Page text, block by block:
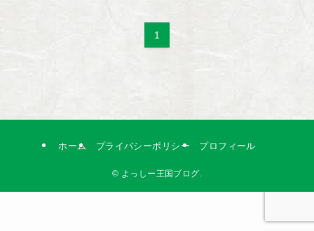
1
ホーム プライバシーポリシー プロフィール
© よっしー王国ブログ.